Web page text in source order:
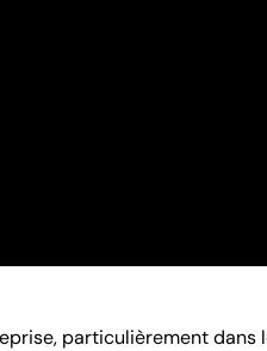
particulièrement dans